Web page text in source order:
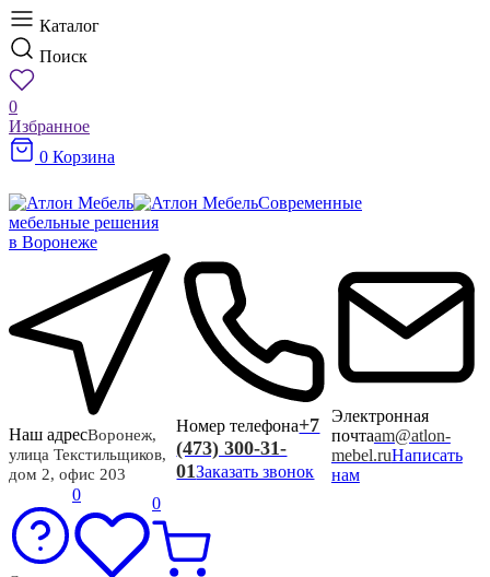
Каталог
Поиск
0
Избранное
0 Корзина
Современные
мебельные решения
в Воронеже
Наш адресВоронеж,
улица Текстильщиков,
дом 2, офис 203
Номер телефона+7
(473) 300-31-
01Заказать звонок
Электронная
почтаam@atlon-
mebel.ruНаписать
нам
0 0